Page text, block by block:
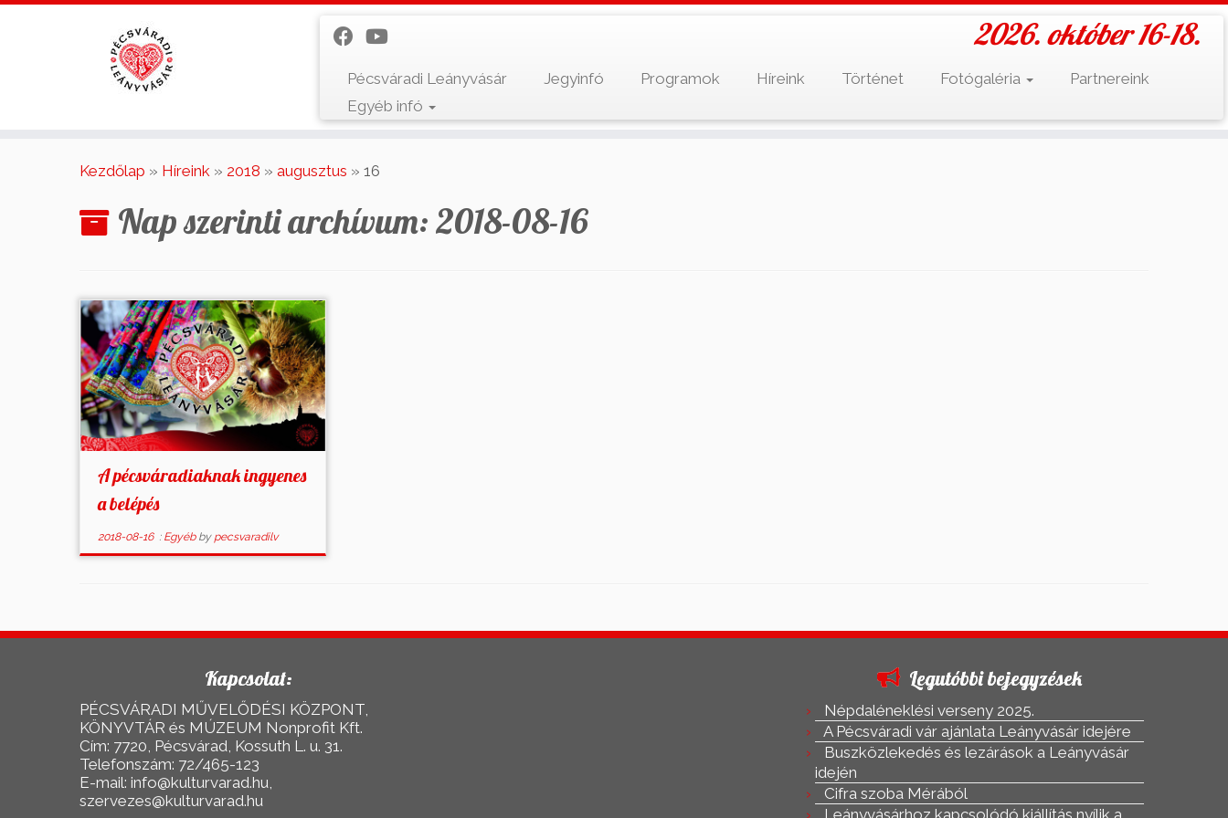
2026. október 16-18.
Pécsváradi Leányvásár Jegyinfó Programok Híreink Történet Fotógaléria
Partnereink
Egyéb infó
Kezdőlap » Híreink » 2018 » augusztus » 16
Nap szerinti archívum:2018-08-16
A pécsváradiaknak ingyenes
a belépés
2018-08-16: Egyéb by pecsvaradilv
Kapcsolat:
PÉCSVÁRADI MŰVELŐDÉSI KÖZPONT,
KÖNYVTÁR és MÚZEUM Nonprofit Kft.
Cím: 7720, Pécsvárad, Kossuth L. u. 31.
Telefonszám: 72/465-123
E-mail: info@kulturvarad.hu,
szervezes@kulturvarad.hu
Legutóbbi bejegyzések
Népdaléneklési verseny 2025.
A Pécsváradi vár ajánlata Leányvásár idejére
Buszközlekedés és lezárások a Leányvásár
idején
Cifra szoba Mérából
Leányvásárhoz kapcsolódó kiállítás nyílik a